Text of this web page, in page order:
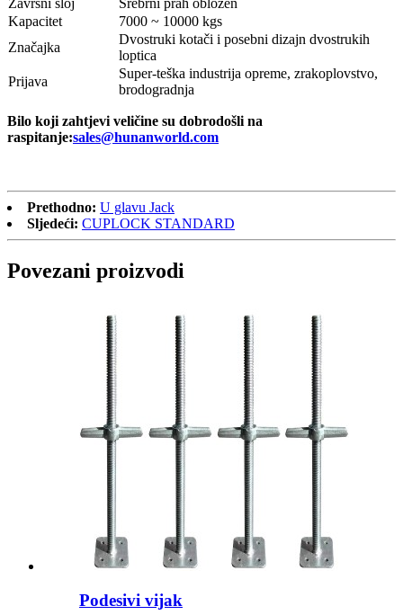
Završni sloj
Srebrni prah obložen
Kapacitet
7000 ~ 10000 kgs
Značajka
Dvostruki kotači i posebni dizajn dvostrukih
loptica
Prijava
Super-teška industrija opreme, zrakoplovstvo,
brodogradnja
Bilo koji zahtjevi veličine su dobrodošli na
raspitanje:sales@hunanworld.com
Prethodno: U glavu Jack
Sljedeći: CUPLOCK STANDARD
Povezani proizvodi
Podesivi vijak